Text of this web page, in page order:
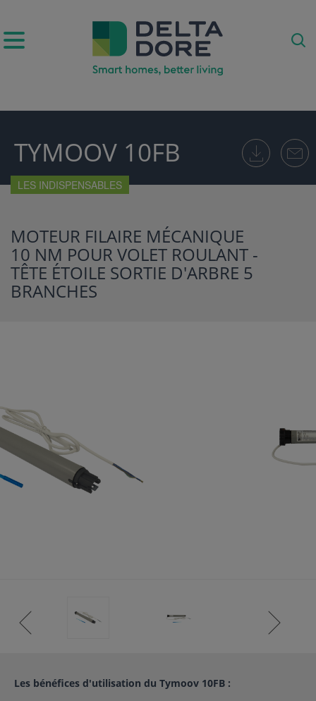
& SERVICES)
CLIENT)
TYMOOV 10FB
LES INDISPENSABLES
MOTEUR FILAIRE MÉCANIQUE
10 NM POUR VOLET ROULANT -
TÊTE ÉTOILE SORTIE D'ARBRE 5
BRANCHES
Les bénéfices d'utilisation du Tymoov 10FB :